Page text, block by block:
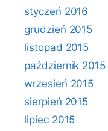
styczeń 2016
grudzień 2015
listopad 2015
październik 2015
wrzesień 2015
sierpień 2015
lipiec 2015